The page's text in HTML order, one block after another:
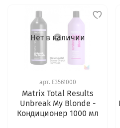
Нет в наличии
арт. E3561000
Matrix Total Results
Unbreak My Blonde -
Кондиционер 1000 мл